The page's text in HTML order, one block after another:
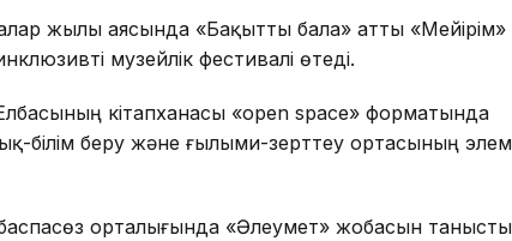
жылы аясында «Бақытты бала» атты «Мейірім»
музейлік фестивалі өтеді.
кітапханасы «open space» форматында
білім беру және ғылыми-зерттеу ортасының
орталығында «Әлеумет» жобасын